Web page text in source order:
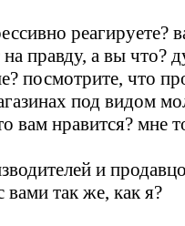
реагируете?
на правду, а вы что?
посмотрите, что
под видом
вам нравится? мне
и
вами так же, как я?